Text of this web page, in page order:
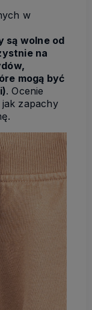
w
są wolne od
na
mogą być
. Ocenie
zapachy